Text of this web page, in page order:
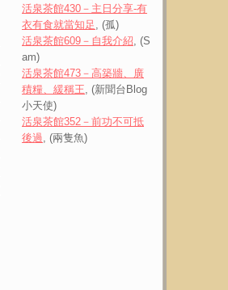
股票股利
0
合計
活泉茶館430－主日分享-有
衣有食就當知足 , (孤)
活泉茶館609－自我介紹, (S
am)
活泉茶館473－高築牆、廣
積糧、緩稱王, (新聞台Blog
小天使)
活泉茶館352－前功不可抵
後過, (兩隻魚)